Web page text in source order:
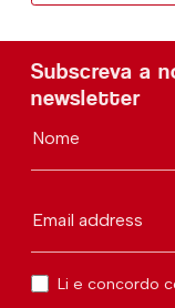
Subscreva a
newsletter
Nome
Email address
Li e concordo